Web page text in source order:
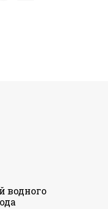
водного